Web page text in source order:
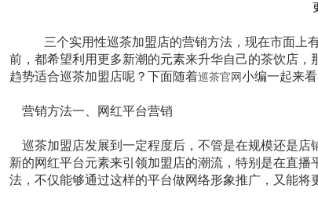
三个实用性巡茶加盟店的营销方法，现在市面上
前，都希望利用更多新潮的元素来升华自己的茶饮店
趋势适合巡茶加盟店呢？下面随着巡茶官网小编一起来看
营销方法一、网红平台营销
巡茶加盟店发展到一定程度后，不管是在规模还是店
新的网红平台元素来引领加盟店的潮流，特别是在直
法，不仅能够通过这样的平台做网络形象推广，又能将